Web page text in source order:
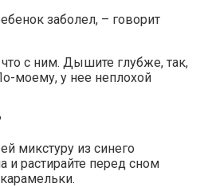
заболел, – говорит
с ним. Дышите глубже, так,
моему, у нее неплохой
микстуру из синего
и растирайте перед сном